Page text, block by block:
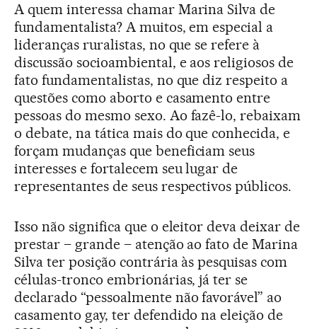
A quem interessa chamar Marina Silva de
fundamentalista? A muitos, em especial a
lideranças ruralistas, no que se refere à
discussão socioambiental, e aos religiosos de
fato fundamentalistas, no que diz respeito a
questões como aborto e casamento entre
pessoas do mesmo sexo. Ao fazê-lo, rebaixam
o debate, na tática mais do que conhecida, e
forçam mudanças que beneficiam seus
interesses e fortalecem seu lugar de
representantes de seus respectivos públicos.
Isso não significa que o eleitor deva deixar de
prestar – grande – atenção ao fato de Marina
Silva ter posição contrária às pesquisas com
células-tronco embrionárias, já ter se
declarado “pessoalmente não favorável” ao
casamento gay, ter defendido na eleição de